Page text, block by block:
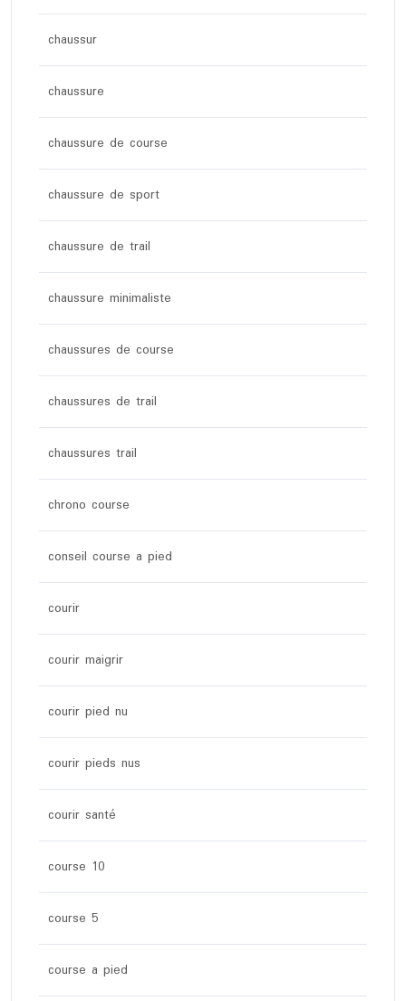
chaussur
chaussure
chaussure de course
chaussure de sport
chaussure de trail
chaussure minimaliste
chaussures de course
chaussures de trail
chaussures trail
chrono course
conseil course a pied
courir
courir maigrir
courir pied nu
courir pieds nus
courir santé
course 10
course 5
course a pied